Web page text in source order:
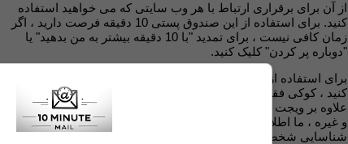
از آن برای برقراری ارتباط با هر وب سایتی که می خواهید استفاده
کنید. برای استفاده از این صندوق پستی 10 دقیقه فرصت دارید ، اگر
زمان کافی نیست ، برای تمدید "با 10 دقیقه بیشتر به من بدهید" یا
"دوباره پر کردن" کلیک کنید.
برای استفاده از این سرویس شما باید کوکی و جاوا اسکریپت را فعال
کنید ، کوکی فقط برای ثبت شناسه جلسه و ترجیح زبان شما است ،
علاوه بر ویجت وب سایت شخص ثالث: Addthis ، Adsense ، Analytics
و غیره ، ما اطلاعات شخصی شما را به اشخاص ثالث نمی دهیم یا برای
شناسایی شخصی استفاده نمی کنیم.